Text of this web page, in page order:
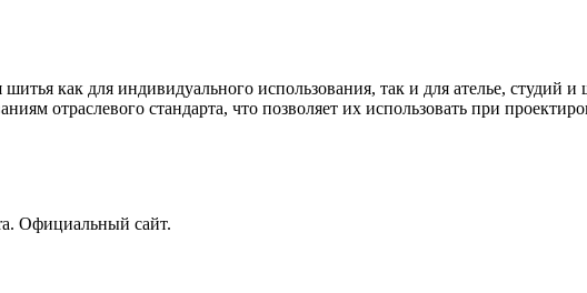
как для индивидуального использования, так и для ателье,
отраслевого стандарта, что позволяет их использовать при
Официальный сайт.